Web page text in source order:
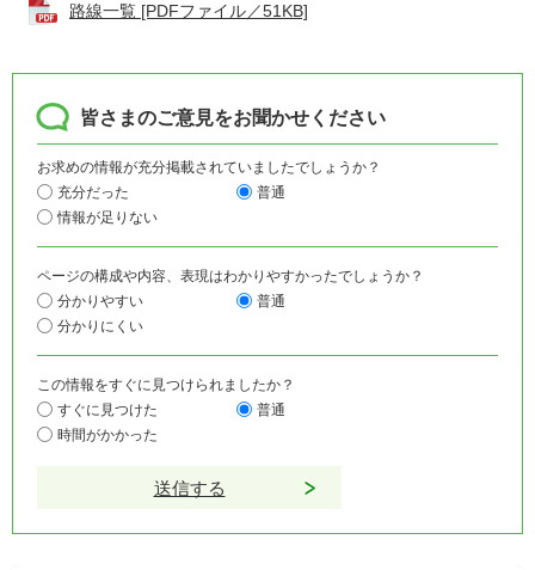
路線一覧 [PDFファイル／51KB]
皆さまのご意見をお聞かせください
お求めの情報が充分掲載されていましたでしょうか？
充分だった
普通
情報が足りない
ページの構成や内容、表現はわかりやすかったでしょうか？
分かりやすい
普通
分かりにくい
この情報をすぐに見つけられましたか？
すぐに見つけた
普通
時間がかかった